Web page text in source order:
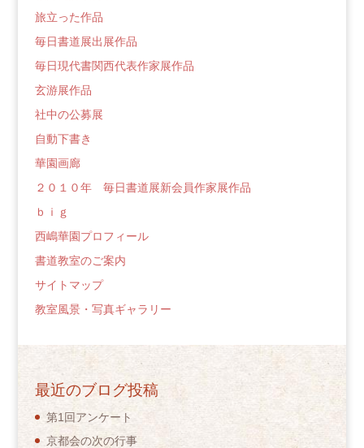
旅立った作品
毎日書道展出展作品
毎日現代書関西代表作家展作品
玄游展作品
社中の公募展
自動下書き
華園画廊
２０１０年 毎日書道展新会員作家展作品
ｂｉｇ
西嶋華園プロフィール
書道教室のご案内
サイトマップ
教室風景・写真ギャラリー
最近のブログ投稿
第1回アンケート
京都会の次の行事